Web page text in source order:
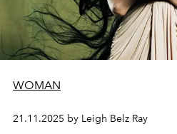
WOMAN
21.11.2025 by Leigh Belz Ray